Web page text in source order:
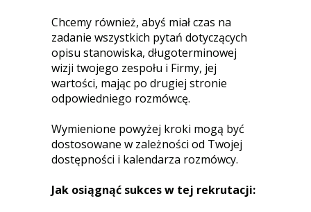
Chcemy również, abyś miał czas na
zadanie wszystkich pytań dotyczących
opisu stanowiska, długoterminowej
wizji twojego zespołu i Firmy, jej
wartości, mając po drugiej stronie
odpowiedniego rozmówcę.
Wymienione powyżej kroki mogą być
dostosowane w zależności od Twojej
dostępności i kalendarza rozmówcy.
Jak osiągnąć sukces w tej rekrutacji: